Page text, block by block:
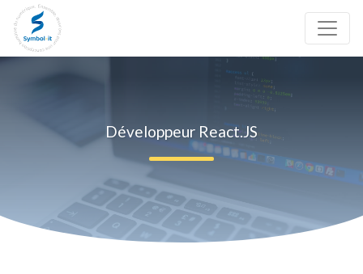
Développeur React.JS